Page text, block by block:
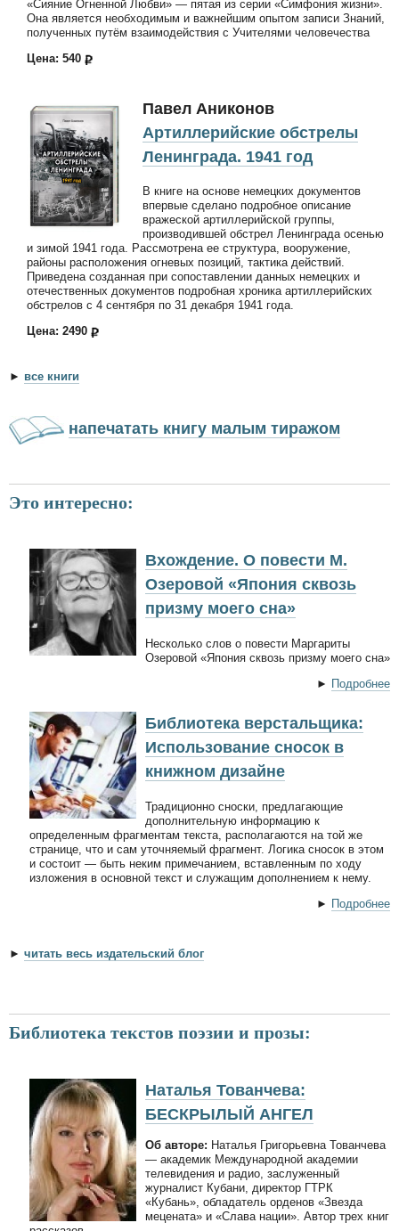
«Сияние Огненной Любви» — пятая из серии «Симфония жизни».
Она является необходимым и важнейшим опытом записи Знаний,
полученных путём взаимодействия с Учителями человечества
Цена: 540
Павел Аниконов
Артиллерийские обстрелы
Ленинграда. 1941 год
В книге на основе немецких документов
впервые сделано подробное описание
вражеской артиллерийской группы,
производившей обстрел Ленинграда осенью
и зимой 1941 года. Рассмотрена ее структура, вооружение,
районы расположения огневых позиций, тактика действий.
Приведена созданная при сопоставлении данных немецких и
отечественных документов подробная хроника артиллерийских
обстрелов с 4 сентября по 31 декабря 1941 года.
Цена: 2490
► все книги
напечатать книгу малым тиражом
Это интересно:
Вхождение. О повести М.
Озеровой «Япония сквозь
призму моего сна»
Несколько слов о повести Маргариты
Озеровой «Япония сквозь призму моего сна»
► Подробнее
Библиотека верстальщика:
Использование сносок в
книжном дизайне
Традиционно сноски, предлагающие
дополнительную информацию к
определенным фрагментам текста, располагаются на той же
странице, что и сам уточняемый фрагмент. Логика сносок в этом
и состоит — быть неким примечанием, вставленным по ходу
изложения в основной текст и служащим дополнением к нему.
► Подробнее
► читать весь издательский блог
Библиотека текстов поэзии и прозы:
Наталья Тованчева:
БЕСКРЫЛЫЙ АНГЕЛ
Об авторе: Наталья Григорьевна Тованчева
— академик Международной академии
телевидения и радио, заслуженный
журналист Кубани, директор ГТРК
«Кубань», обладатель орденов «Звезда
мецената» и «Слава нации». Автор трех книг